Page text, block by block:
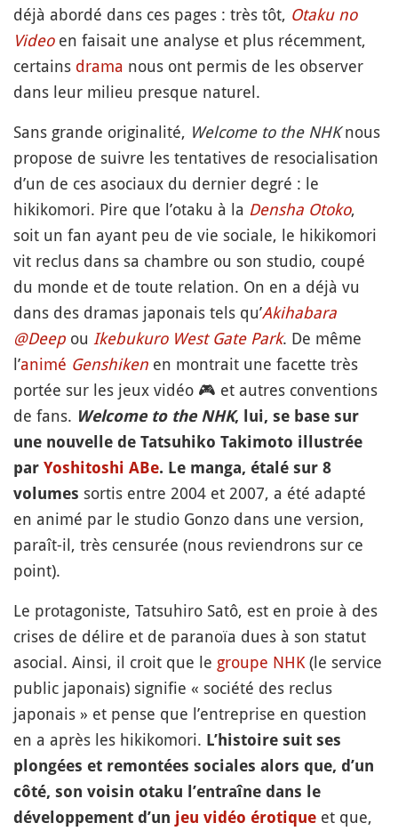
déjà abordé dans ces pages : très tôt, Otaku no
Videoen faisait une analyse et plus récemment,
certains drama nous ont permis de les observer
dans leur milieu presque naturel.
Sans grande originalité, Welcome to the NHKnous
propose de suivre les tentatives de resocialisation
d’un de ces asociaux du dernier degré : le
hikikomori. Pire que l’otaku à la Densha Otoko,
soit un fan ayant peu de vie sociale, le hikikomori
vit reclus dans sa chambre ou son studio, coupé
du monde et de toute relation. On en a déjà vu
dans des dramas japonais tels qu’Akihabara
@Deep ou Ikebukuro West Gate Park. De même
l’animé Genshiken en montrait une facette très
portée sur les jeux vidéo 🎮 et autres conventions
de fans. Welcome to the NHK, lui, se base sur
une nouvelle de Tatsuhiko Takimoto illustrée
par Yoshitoshi ABe. Le manga, étalé sur 8
volumes sortis entre 2004 et 2007, a été adapté
en animé par le studio Gonzo dans une version,
paraît-il, très censurée (nous reviendrons sur ce
point).
Le protagoniste, Tatsuhiro Satô, est en proie à des
crises de délire et de paranoïa dues à son statut
asocial. Ainsi, il croit que le groupe NHK(le service
public japonais) signifie « société des reclus
japonais » et pense que l’entreprise en question
en a après les hikikomori. L’histoire suit ses
plongées et remontées sociales alors que, d’un
côté, son voisin otaku l’entraîne dans le
développement d’un jeu vidéo érotique et que,